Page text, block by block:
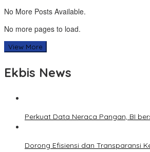
No More Posts Available.
No more pages to load.
View More
Ekbis News
Perkuat Data Neraca Pangan, BI
Dorong Efisiensi dan Transparansi